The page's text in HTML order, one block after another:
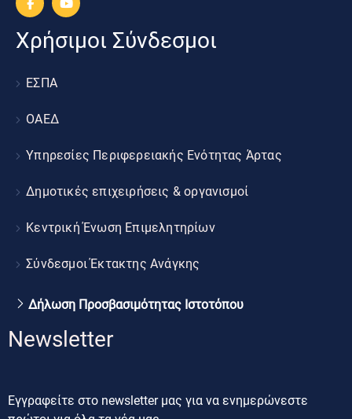
Χρήσιμοι Σύνδεσμοι
ΕΣΠΑ
ΟΑΕΔ
Υπηρεσίες Περιφερειακής Ενότητας Άρτας
Δημοτικές επιχειρήσεις & οργανισμοί
Κεντρική Ένωση Επιμελητηρίων
Σύνδεσμοι Έκτακτης Ανάγκης
Δήλωση Προσβασιμότητας Ιστοτόπου
Newsletter
Εγγραφείτε στο newsletter μας για να ενημερώνεστε